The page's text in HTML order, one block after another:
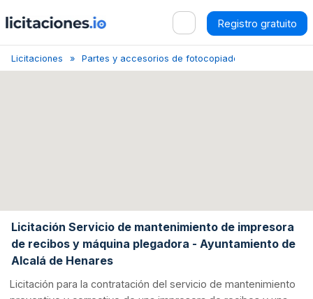
Registro gratuito
Licitaciones Partes y accesorios de fotocopiadoras
Licitación Servicio de mantenimiento de impresora
de recibos y máquina plegadora - Ayuntamiento de
Alcalá de Henares
Licitación para la contratación del servicio de mantenimiento